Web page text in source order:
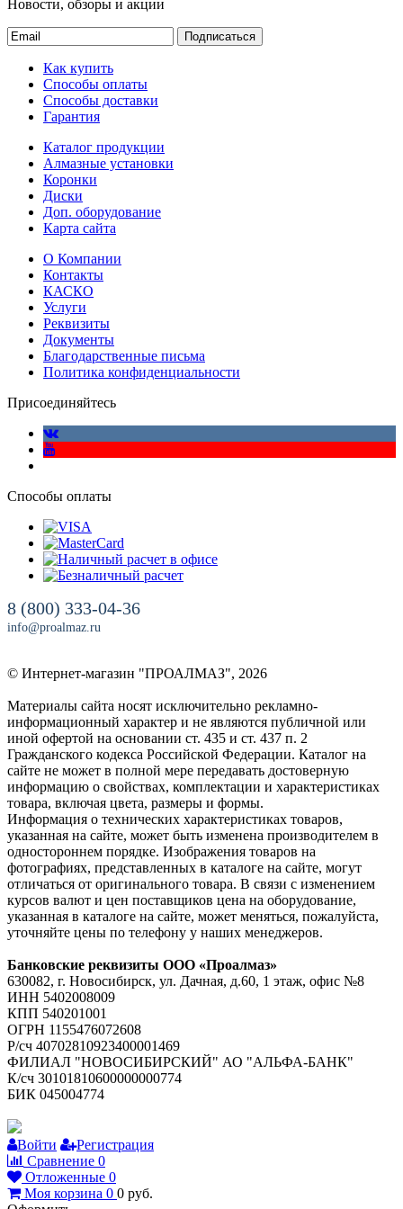
Новости, обзоры и акции
Подписаться
Как купить
Способы оплаты
Способы доставки
Гарантия
Каталог продукции
Алмазные установки
Коронки
Диски
Доп. оборудование
Карта сайта
О Компании
Контакты
КАСКО
Услуги
Реквизиты
Документы
Благодарственные письма
Политика конфиденциальности
Присоединяйтесь
Способы оплаты
8 (800) 333-04-36
info@proalmaz.ru
© Интернет-магазин "ПРОАЛМАЗ", 2026
Материалы сайта носят исключительно рекламно-
информационный характер и не являются публичной или
иной офертой на основании ст. 435 и ст. 437 п. 2
Гражданского кодекса Российской Федерации. Каталог на
сайте не может в полной мере передавать достоверную
информацию о свойствах, комплектации и характеристиках
товара, включая цвета, размеры и формы.
Информация о технических характеристиках товаров,
указанная на сайте, может быть изменена производителем в
одностороннем порядке. Изображения товаров на
фотографиях, представленных в каталоге на сайте, могут
отличаться от оригинального товара. В связи с изменением
курсов валют и цен поставщиков цена на оборудование,
указанная в каталоге на сайте, может меняться, пожалуйста,
уточняйте цены по телефону у наших менеджеров.
Банковские реквизиты ООО «Проалмаз»
630082, г. Новосибирск, ул. Дачная, д.60, 1 этаж, офис №8
ИНН 5402008009
КПП 540201001
ОГРН 1155476072608
Р/сч 40702810923400001469
ФИЛИАЛ "НОВОСИБИРСКИЙ" АО "АЛЬФА-БАНК"
К/сч 30101810600000000774
БИК 045004774
Войти
Регистрация
Сравнение 0
Отложенные 0
Моя корзина 0 0 руб.